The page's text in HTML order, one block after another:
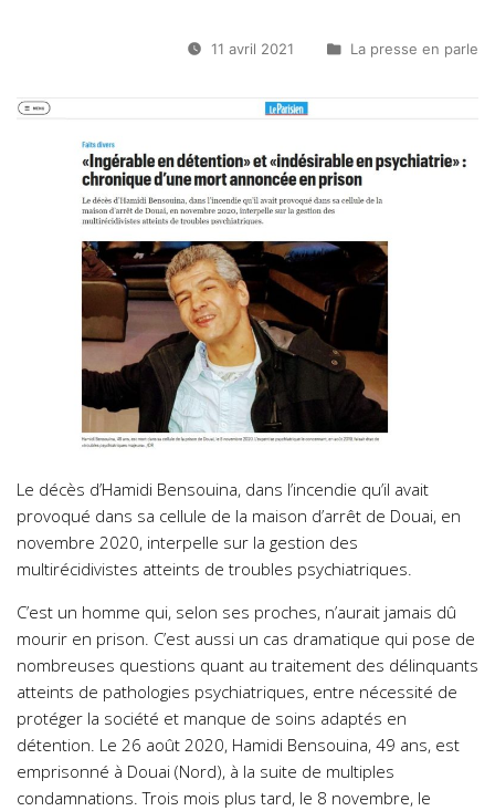
11 avril 2021 La presse en parle
Le décès d’Hamidi Bensouina, dans l’incendie qu’il avait
provoqué dans sa cellule de la maison d’arrêt de Douai, en
novembre 2020, interpelle sur la gestion des
multirécidivistes atteints de troubles psychiatriques.
C’est un homme qui, selon ses proches, n’aurait jamais dû
mourir en prison. C’est aussi un cas dramatique qui pose de
nombreuses questions quant au traitement des délinquants
atteints de pathologies psychiatriques, entre nécessité de
protéger la société et manque de soins adaptés en
détention. Le 26 août 2020, Hamidi Bensouina, 49 ans, est
emprisonné à Douai (Nord), à la suite de multiples
condamnations. Trois mois plus tard, le 8 novembre, le